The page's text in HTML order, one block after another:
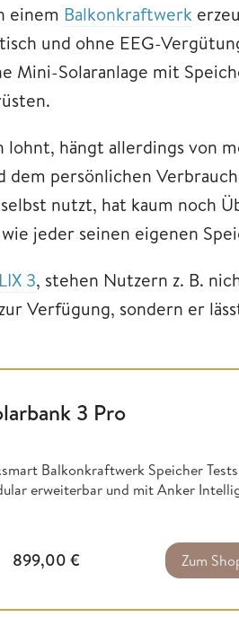
einem Balkonkraftwerk
und ohne EEG-
Mini-Solaranlage mit
lohnt, hängt allerdings von
dem persönlichen
nutzt, hat kaum noch
jeder seinen eigenen
3, stehen Nutzern z. B.
Verfügung, sondern er
3 Pro
Balkonkraftwerk Speicher
erweiterbar und mit Anker
899,00 € Zum